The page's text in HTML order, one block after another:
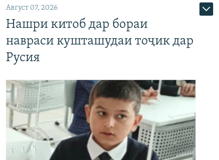
Август 07, 2026
Нашри китоб дар бораи
навраси кушташудаи тоҷик дар
Русия